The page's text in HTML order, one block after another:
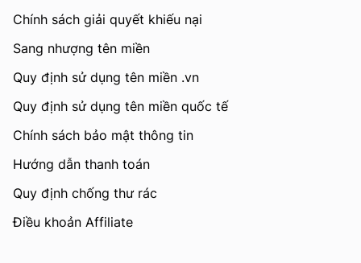
Chính sách giải quyết khiếu nại
Sang nhượng tên miền
Quy định sử dụng tên miền .vn
Quy định sử dụng tên miền quốc tế
Chính sách bảo mật thông tin
Hướng dẫn thanh toán
Quy định chống thư rác
Điều khoản Affiliate